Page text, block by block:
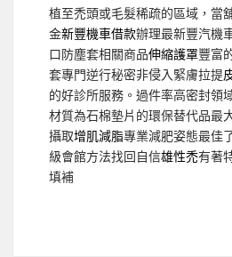
植至禿頭或毛髮稀疏的區域，當
金新豐機車借款辦理最新豐汽機
口防塵套相關商品伸縮護罩豐富
套專門逆行秘密非侵入緊膚拉提
的好診所服務。過件率高密封領
材質為石棉墊片的環保替代品最
攝取增肌減脂專業減肥姿態最佳
級會館方法找回自信雄性禿有著
填補